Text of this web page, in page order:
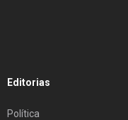
Editorias
Política